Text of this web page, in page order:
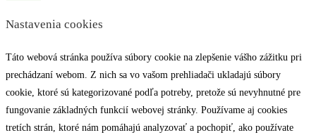
Nastavenia cookies
Táto webová stránka používa súbory cookie na zlepšenie vášho zážitku pri
prechádzaní webom. Z nich sa vo vašom prehliadači ukladajú súbory
cookie, ktoré sú kategorizované podľa potreby, pretože sú nevyhnutné pre
fungovanie základných funkcií webovej stránky. Používame aj cookies
tretích strán, ktoré nám pomáhajú analyzovať a pochopiť, ako používate